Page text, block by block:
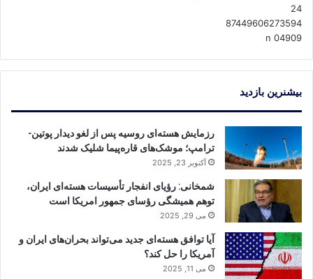
بیشنرین بازدید
رزمایش هسته‌ای روسیه پس از لغو دیدار پوتین-
ترامپ؛ موشک‌های قاره‌پیما شلیک شدند
آکتوبر 23, 2025
شمخانی: رؤیای انفجار تأسیسات هسته‌ای ایران،
توهم همیشگی رؤسای جمهور امریکا است
می 29, 2025
آیا توافق هسته‌ای جدید می‌تواند بحران‌های ایران و
آمریکا را حل کند؟
می 11, 2025